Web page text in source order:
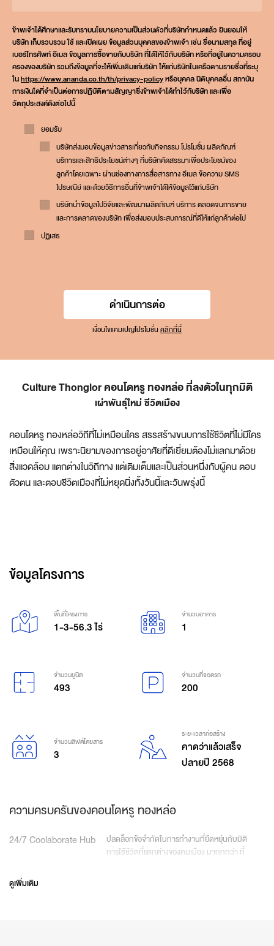
ข้าพเจ้าได้ศึกษาและรับทราบนโยบายความเป็นส่วนตัวที่บริษัทกำหนดแล้ว ยินยอมให้
บริษัท เก็บรวบรวม ใช้ และเปิดเผย ข้อมูลส่วนบุคคลของข้าพเจ้า เช่น ชื่อนามสกุล ที่อยู่
เบอร์โทรศัพท์ อีเมล ข้อมูลการซื้อขายกับบริษัท ที่ได้ให้ไว้กับบริษัท หรือที่อยู่ในความครอบ
ครองของบริษัท รวมถึงข้อมูลที่จะให้เพิ่มเติมแก่บริษัท ให้แก่บริษัทในเครือตามรายชื่อที่ระบุ
ในhttps://www.ananda.co.th/th/privacy-policyหรือบุคคล นิติบุคคลอื่น สถาบัน
การเงินใดที่จำเป็นต่อการปฏิบัติตามสัญญาซึ่งข้าพเจ้าได้ทำไว้กับริษัท และเพื่อ
วัตถุประสงค์ดังต่อไปนี้
ยอมรับ
บริษัทส่งมอบข้อมูลข่าวสารเกี่ยวกับกิจกรรม โปรโมชั่น ผลิตภัณฑ์
บริการและสิทธิประโยชน์ต่างๆ ที่บริษัทคัดสรรมาเพื่อประโยชน์ของ
ลูกค้าโดยเฉพาะ ผ่านช่องทางการสื่อสารทาง อีเมล ข้อความ SMS
ไปรษณีย์ และด้วยวิธีการอื่นที่ข้าพเจ้าได้ให้ข้อมูลไว้แก่บริษัท
บริษัทนำข้อมูลไปวิจัยและพัฒนาผลิตภัณฑ์ บริการ ตลอดจนการขาย
และการตลาดของบริษัท เพื่อส่งมอบประสบการณ์ที่ดีให้แก่ลูกค้าต่อไป
ปฏิเสธ
ดำเนินการต่อ
เงื่อนไขแคมเปญโปรโมชั่น คลิกที่นี่
Culture Thonglor คอนโดหรู ทองหล่อ ที่ลงตัวในทุกมิติ
เผ่าพันธุ์ใหม่ ชีวิตเมือง
คอนโดหรู ทองหล่อวิถีที่ไม่เหมือนใคร สรรสร้างขนบการใช้ชีวิตที่ไม่มีใคร
เหมือนให้คุณ เพราะนิยามของการอยู่อาศัยที่ดีเยี่ยมต้องไม่แลกมาด้วย
สิ่งแวดล้อม แตกต่างในวิถีทาง แต่เติมเต็มและเป็นส่วนหนึ่งกับผู้คน ตอบ
ตัวตน และตอบชีวิตเมืองที่ไม่หยุดนิ่งทั้งวันนี้และวันพรุ่งนี้
ข้อมูลโครงการ
พื้นที่โครงการ
1-3-56.3 ไร่
จำนวนอาคาร
1
จำนวนยูนิต
493
จำนวนที่จอดรถ
200
จำนวนลิฟต์โดยสาร
3
ระยะเวลาก่อสร้าง
คาดว่าแล้วเสร็จ
ปลายปี 2568
ความครบครันของคอนโดหรู ทองหล่อ
24/7 Coolaborate Hub
ปลดล็อกข้อจำกัดในการทำงานที่ยืดหยุ่นกับมิติ
การใช้ชีวิตที่แตกต่างของคนเมือง มากกกว่า ที่
ดูเพิ่มเติม